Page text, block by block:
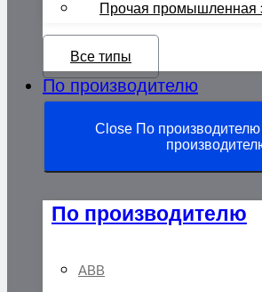
Прочая промышленная
Все типы
По производителю
Close По производителю
По производителю
ABB